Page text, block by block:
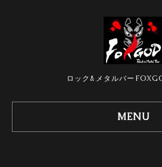
ロック&メタルバー
MENU